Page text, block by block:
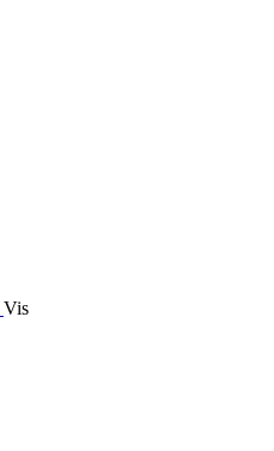
Vis